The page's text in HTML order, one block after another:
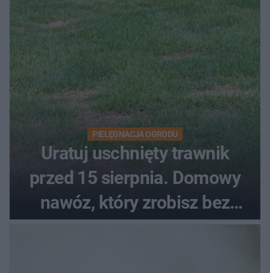
PIELĘGNACJA OGRODU
Uratuj uschnięty trawnik
przed 15 sierpnia. Domowy
nawóz, który zrobisz bez
wydawania pieniędzy